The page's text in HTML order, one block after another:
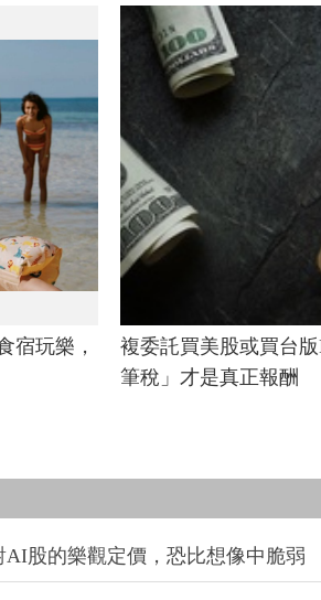
宿玩樂，
複委託買美股或買台
筆稅」才是真正報酬
股的樂觀定價，恐比想像中脆弱